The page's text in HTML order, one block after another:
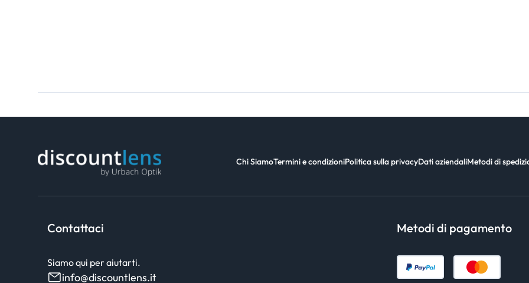
Chi SiamoTermini e condizioniPolitica sulla privacyDati aziendaliMetodi di
Contattaci
Siamo qui per aiutarti.
info@discountlens.it
Metodi di pagamento